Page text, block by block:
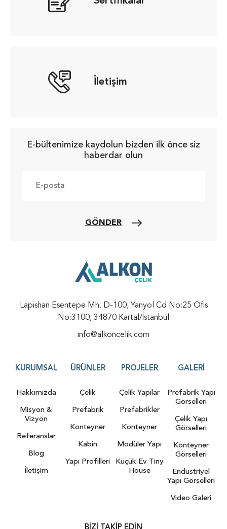
İletişim
E-bültenimize kaydolun bizden ilk önce siz
haberdar olun
GÖNDER
Lapishan Esentepe Mh. D-100, Yanyol Cd No:25 Ofis
No:3100, 34870 Kartal/İstanbul
info@alkoncelik.com
KURUMSAL
Hakkımızda
Misyon &
Vizyon
Referanslar
Blog
İletişim
ÜRÜNLER
Çelik
Prefabrik
Konteyner
Kabin
Yapı Profilleri
PROJELER
Çelik Yapılar
Prefabrikler
Konteyner
Modüler Yapı
Küçük Ev Tiny
House
GALERI
Prefabrik Yapı
Görselleri
Çelik Yapı
Görselleri
Konteyner
Görselleri
Endüstriyel
Yapı Görselleri
Video Galeri